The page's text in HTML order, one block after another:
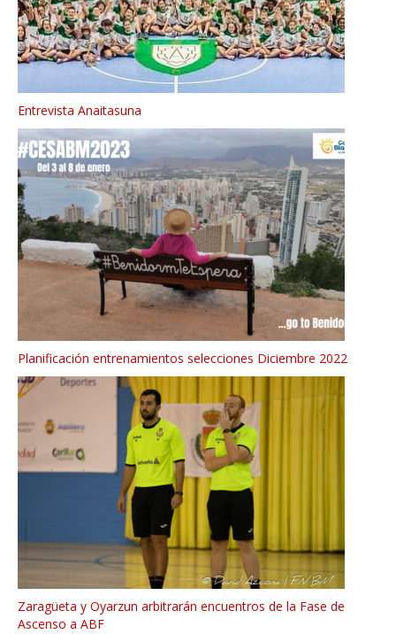
Entrevista Anaitasuna
Planificación entrenamientos selecciones Diciembre 2022
Zaragüeta y Oyarzun arbitrarán encuentros de la Fase de
Ascenso a ABF